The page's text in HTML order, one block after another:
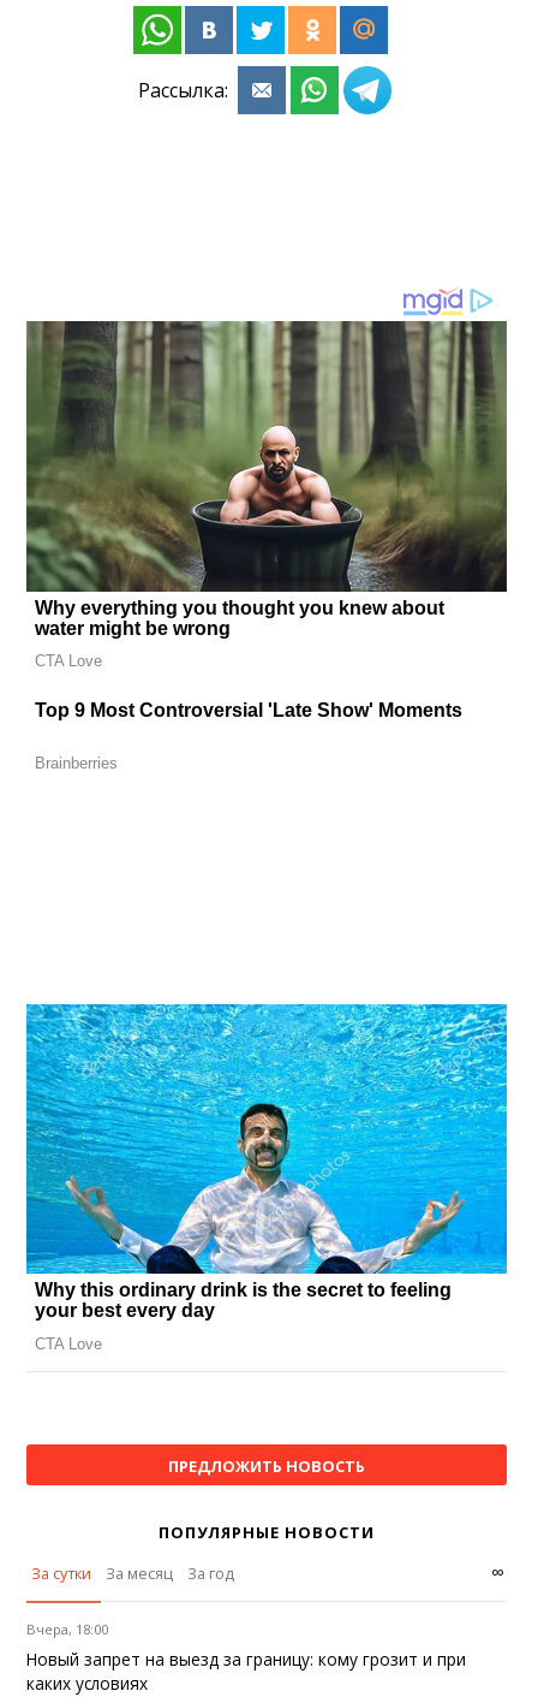
Рассылка:
ПРЕДЛОЖИТЬ НОВОСТЬ
ПОПУЛЯРНЫЕ НОВОСТИ
За сутки
За месяц За год ∞
Вчера, 18:00
Новый запрет на выезд за границу: кому грозит и при
каких условиях